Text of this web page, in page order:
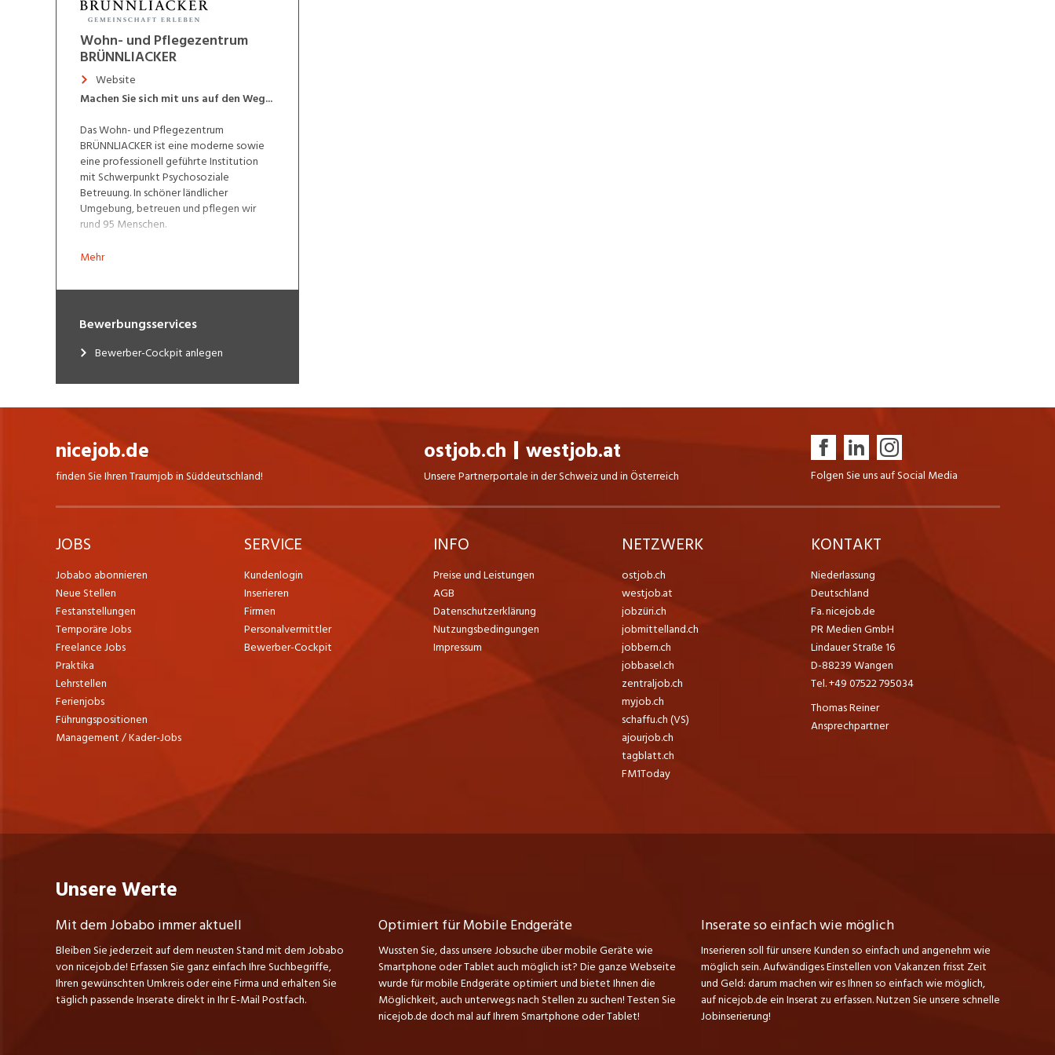
Wohn- und Pflegezentrum
BRÜNNLIACKER
Website
Machen Sie sich mit uns auf den Weg...
Das Wohn- und Pflegezentrum
BRÜNNLIACKER ist eine moderne sowie
eine professionell geführte Institution
mit Schwerpunkt Psychosoziale
Betreuung. In schöner ländlicher
Umgebung, betreuen und pflegen wir
rund 95 Menschen.
Mehr
Bewerbungsservices
Bewerber-Cockpit anlegen
nicejob.de
finden Sie Ihren Traumjob in Süddeutschland!
ostjob.ch westjob.at
Unsere Partnerportale in der Schweiz und in Österreich Folgen Sie uns auf Social Media
JOBS
Jobabo abonnieren
Neue Stellen
Festanstellungen
Temporäre Jobs
Freelance Jobs
Praktika
Lehrstellen
Ferienjobs
Führungspositionen
Management / Kader-Jobs
SERVICE
Kundenlogin
Inserieren
Firmen
Personalvermittler
Bewerber-Cockpit
INFO
Preise und Leistungen
AGB
Datenschutzerklärung
Nutzungsbedingungen
Impressum
NETZWERK
ostjob.ch
westjob.at
jobzüri.ch
jobmittelland.ch
jobbern.ch
jobbasel.ch
zentraljob.ch
myjob.ch
schaffu.ch (VS)
ajourjob.ch
tagblatt.ch
FM1Today
KONTAKT
Niederlassung
Deutschland
Fa. nicejob.de
PR Medien GmbH
Lindauer Straße 16
D-88239 Wangen
Tel. +49 07522 795034
Thomas Reiner
Ansprechpartner
Unsere Werte
Mit dem Jobabo immer aktuell
Bleiben Sie jederzeit auf dem neusten Stand mit dem Jobabo
von nicejob.de! Erfassen Sie ganz einfach Ihre Suchbegriffe,
Ihren gewünschten Umkreis oder eine Firma und erhalten Sie
täglich passende Inserate direkt in Ihr E-Mail Postfach.
Optimiert für Mobile Endgeräte
Wussten Sie, dass unsere Jobsuche über mobile Geräte wie
Smartphone oder Tablet auch möglich ist? Die ganze Webseite
wurde für mobile Endgeräte optimiert und bietet Ihnen die
Möglichkeit, auch unterwegs nach Stellen zu suchen! Testen Sie
nicejob.de doch mal auf Ihrem Smartphone oder Tablet!
Inserate so einfach wie möglich
Inserieren soll für unsere Kunden so einfach und angenehm wie
möglich sein. Aufwändiges Einstellen von Vakanzen frisst Zeit
und Geld: darum machen wir es Ihnen so einfach wie möglich,
auf nicejob.de ein Inserat zu erfassen. Nutzen Sie unsere schnelle
Jobinserierung!